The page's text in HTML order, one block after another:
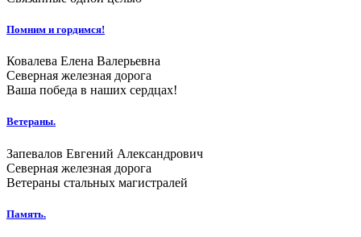
Помним и гордимся!
Ковалева Елена Валерьевна
Северная железная дорога
Ваша победа в наших сердцах!
Ветераны.
Запевалов Евгений Александрович
Северная железная дорога
Ветераны стальных магистралей
Память.